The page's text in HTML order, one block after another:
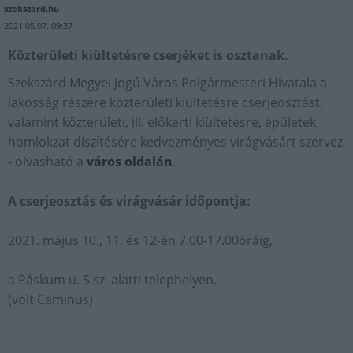
szekszard.hu
2021.05.07. 09:37
Közterületi kiültetésre cserjéket is osztanak.
Szekszárd Megyei Jogú Város Polgármesteri Hivatala a
lakosság részére közterületi kiültetésre cserjeosztást,
valamint közterületi, ill. előkerti kiültetésre, épületek
homlokzat díszítésére kedvezményes virágvásárt szervez
- olvasható a város oldalán.
A cserjeosztás és virágvásár időpontja:
2021. május 10., 11. és 12-én 7.00-17.00óráig,
a Páskum u. 5.sz. alatti telephelyen.
(volt Caminus)